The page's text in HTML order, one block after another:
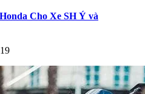
Cho Xe SH Ý và